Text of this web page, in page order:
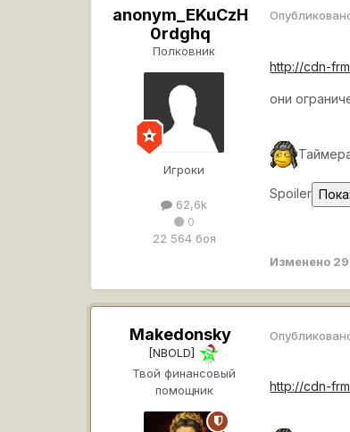
anonym_EKuCzH
0rdghq
Полковник
Игроки
62,6k
0
22 564 боя
http://cdn-
они
Spoiler
Изменено
Makedonsky
[NBOLD]
Твой финансовый
помощник
http://cdn-